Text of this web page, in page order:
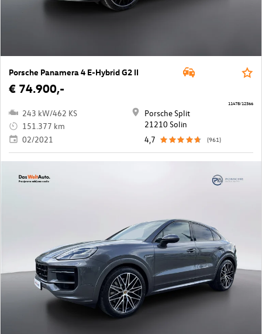
Porsche Panamera 4 E-Hybrid G2 II
€ 74.900,-
243 kW/462 KS
151.377 km
02/2021
Porsche Split
21210 Solin
4,7
(961)
11478/12366